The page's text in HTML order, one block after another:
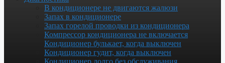
В кондиционере не двигаются жалюзи
Запах в кондиционере
Запах горелой проводки из кондиционера
Компрессор кондиционера не включается
Кондиционер булькает, когда выключен
Кондиционер гудит, когда выключен
Кондиционер долго без обслуживания